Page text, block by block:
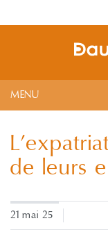
MENU
de leurs
21 mai 25